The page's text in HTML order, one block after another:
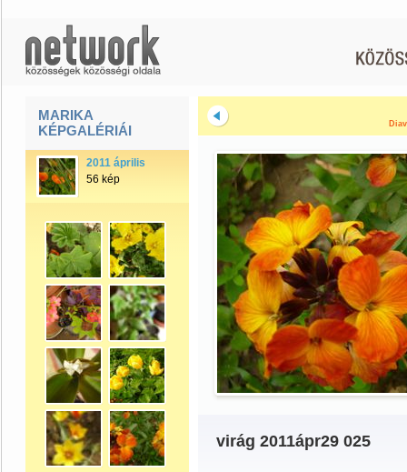
MARIKA
KÉPGALÉRIÁI
2011 április
56 kép
virág 2011ápr29 025